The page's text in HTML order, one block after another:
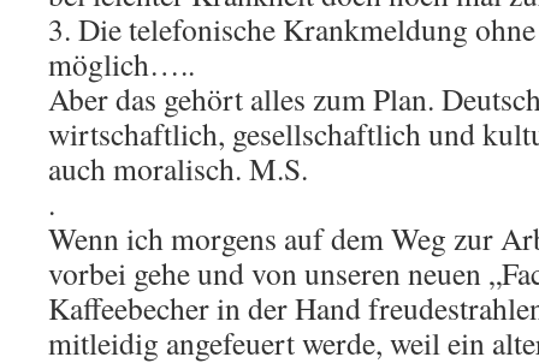
3. Die telefonische Krankmeldung
möglich…..
Aber das gehört alles zum Plan.
wirtschaftlich, gesellschaftlich und
auch moralisch. M.S.
.
Wenn ich morgens auf dem Weg zur
vorbei gehe und von unseren neuen
Kaffeebecher in der Hand
mitleidig angefeuert werde, weil ein